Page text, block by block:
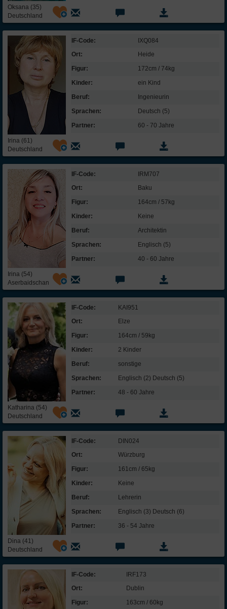
Oksana (35)
Deutschland
Irina (61)
Deutschland
IF-Code:
IXQ084
Ort:
Heide
Figur:
172cm / 74kg
Kinder:
ein Kind
Beruf:
Ingenieurin
Sprachen:
Deutsch (5)
Partner:
60 - 70 Jahre
Irina (54)
Aserbaidschan
IF-Code:
IRM707
Ort:
Baku
Figur:
164cm / 57kg
Kinder:
Keine
Beruf:
Architektin
Sprachen:
Englisch (5)
Partner:
40 - 60 Jahre
Katharina (54)
Deutschland
IF-Code:
KAI951
Ort:
Elze
Figur:
164cm / 59kg
Kinder:
2 Kinder
Beruf:
sonstige
Sprachen:
Englisch (2) Deutsch (5)
Partner:
48 - 60 Jahre
Dina (41)
Deutschland
IF-Code:
DIN024
Ort:
Würzburg
Figur:
161cm / 65kg
Kinder:
Keine
Beruf:
Lehrerin
Sprachen:
Englisch (3) Deutsch (6)
Partner:
36 - 54 Jahre
IF-Code:
IRF173
Ort:
Dublin
Figur:
163cm / 60kg